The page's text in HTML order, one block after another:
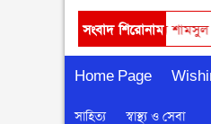
সংবাদ শিরোনাম
সম্ভব হবে । - চেয়ারম্যান শামসুল
Home Page
সাহিত্য স্বাস্থ্য ও সেবা